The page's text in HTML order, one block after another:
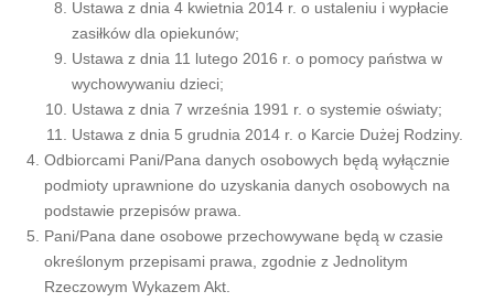
Ustawa z dnia 4 kwietnia 2014 r. o ustaleniu i wypłacie
zasiłków dla opiekunów;
Ustawa z dnia 11 lutego 2016 r. o pomocy państwa w
wychowywaniu dzieci;
Ustawa z dnia 7 września 1991 r. o systemie oświaty;
Ustawa z dnia 5 grudnia 2014 r. o Karcie Dużej Rodziny.
Odbiorcami Pani/Pana danych osobowych będą wyłącznie
podmioty uprawnione do uzyskania danych osobowych na
podstawie przepisów prawa.
Pani/Pana dane osobowe przechowywane będą w czasie
określonym przepisami prawa, zgodnie z Jednolitym
Rzeczowym Wykazem Akt.